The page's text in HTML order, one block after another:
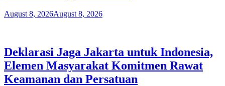
August 8, 2026August 8, 2026
Deklarasi Jaga Jakarta untuk Indonesia,
Elemen Masyarakat Komitmen Rawat
Keamanan dan Persatuan